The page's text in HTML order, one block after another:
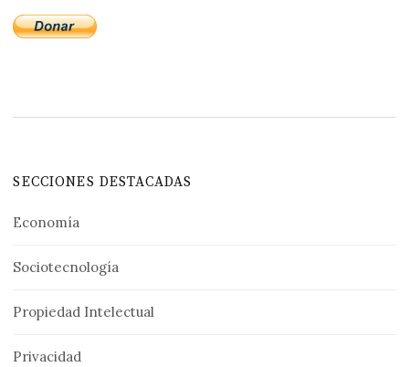
SECCIONES DESTACADAS
Economía
Sociotecnología
Propiedad Intelectual
Privacidad